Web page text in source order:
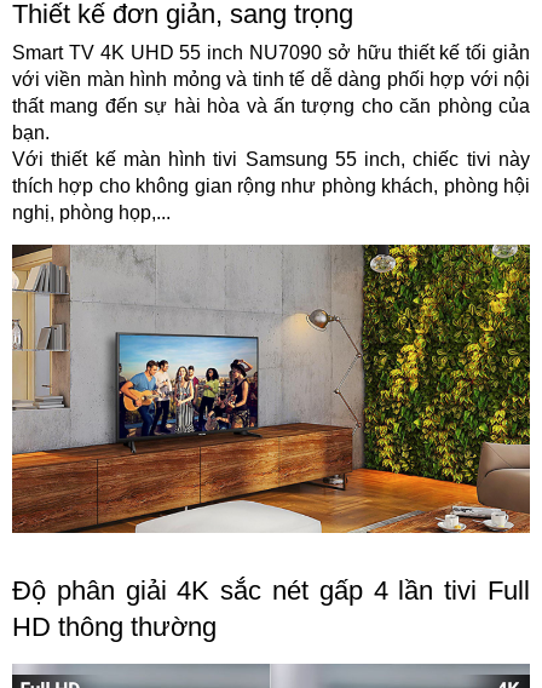
Thiết kế đơn giản, sang trọng
Smart TV 4K UHD 55 inch NU7090 sở hữu thiết kế tối giản
với viền màn hình mỏng và tinh tế dễ dàng phối hợp với nội
thất mang đến sự hài hòa và ấn tượng cho căn phòng của
bạn.
Với thiết kế màn hình tivi Samsung 55 inch, chiếc tivi này
thích hợp cho không gian rộng như phòng khách, phòng hội
nghị, phòng họp,...
Độ phân giải 4K sắc nét gấp 4 lần tivi Full
HD thông thường